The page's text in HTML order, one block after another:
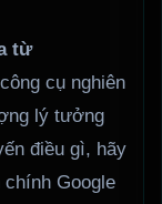
từ
cụ nghiên
lý tưởng
điều gì, hãy
Google